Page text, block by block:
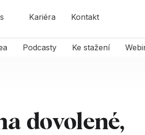
Kariéra Kontakt
Podcasty Ke stažení
dovolené,